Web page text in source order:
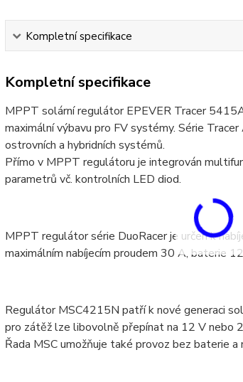
Kompletní specifikace
Kompletní specifikace
MPPT solární regulátor EPEVER Tracer
maximální výbavu pro FV systémy. Série
ostrovních a hybridních systémů.
Přímo v MPPT regulátoru je integrován
parametrů vč. kontrolních LED diod.
MPPT regulátor série DuoRacer je určen k
maximálním nabíjecím proudem 30 A, baterie
Regulátor MSC4215N patří k nové generaci
pro zátěž lze libovolně přepínat na 12 V nebo
Řada MSC umožňuje také provoz bez baterie